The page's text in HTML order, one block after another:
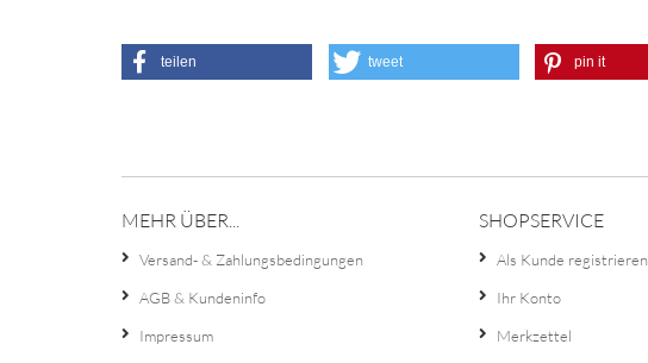
teilen tweet pin it
MEHR ÜBER...
Versand- & Zahlungsbedingungen
AGB & Kundeninfo
Impressum
SHOPSERVICE
Als Kunde registrieren
Ihr Konto
Merkzettel